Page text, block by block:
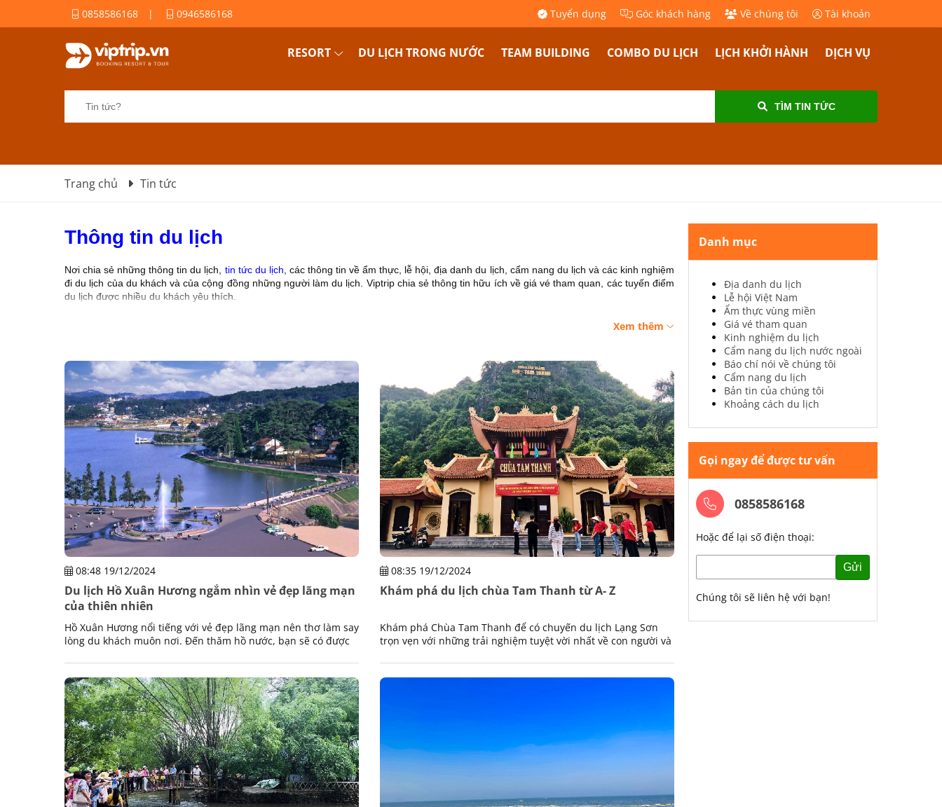
0858586168 | 0946586168 Tuyển dụng Góc khách hàng Về chúng tôi Tài khoản
RESORT DU LỊCH TRONG NƯỚC TEAM BUILDING COMBO DU LỊCH LỊCH KHỞI HÀNH DỊCH VỤ
TÌM TIN TỨC
Trang chủ Tin tức
Thông tin du lịch
Nơi chia sẻ những thông tin du lịch, tin tức du lịch , các thông tin về ẩm thực, lễ hội, địa danh du lịch, cẩm nang du lịch và các kinh nghiệm
đi du lịch của du khách và của cộng đồng những người làm du lịch. Viptrip chia sẻ thông tin hữu ích về giá vé tham quan, các tuyến điểm
du lịch được nhiều du khách yêu thích.
Xem thêm
08:48 19/12/2024
Du lịch Hồ Xuân Hương ngắm nhìn vẻ đẹp lãng mạn
của thiên nhiên
Hồ Xuân Hương nổi tiếng với vẻ đẹp lãng mạn nên thơ làm say
lòng du khách muôn nơi. Đến thăm hồ nước, bạn sẽ có được
08:35 19/12/2024
Khám phá du lịch chùa Tam Thanh từ A- Z
Khám phá Chùa Tam Thanh để có chuyến du lịch Lạng Sơn
trọn vẹn với những trải nghiệm tuyệt vời nhất về con người và
Danh mục
Địa danh du lịch
Lễ hội Việt Nam
Ẩm thực vùng miền
Giá vé tham quan
Kinh nghiệm du lịch
Cẩm nang du lịch nước ngoài
Báo chí nói về chúng tôi
Cẩm nang du lịch
Bản tin của chúng tôi
Khoảng cách du lịch
Gọi ngay để được tư vấn
0858586168
Hoặc để lại số điện thoại:
Gửi
Chúng tôi sẽ liên hệ với bạn!